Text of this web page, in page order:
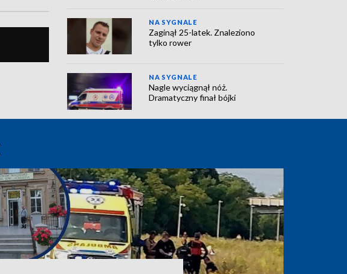
NA SYGNALE
Zaginął 25-latek. Znaleziono
tylko rower
NA SYGNALE
Nagle wyciągnął nóż.
Dramatyczny finał bójki